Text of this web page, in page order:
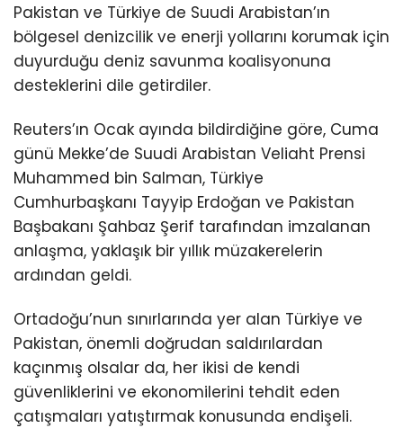
Pakistan ve Türkiye de Suudi Arabistan’ın
bölgesel denizcilik ve enerji yollarını korumak için
duyurduğu deniz savunma koalisyonuna
desteklerini dile getirdiler.
Reuters’ın Ocak ayında bildirdiğine göre, Cuma
günü Mekke’de Suudi Arabistan Veliaht Prensi
Muhammed bin Salman, Türkiye
Cumhurbaşkanı Tayyip Erdoğan ve Pakistan
Başbakanı Şahbaz Şerif tarafından imzalanan
anlaşma, yaklaşık bir yıllık müzakerelerin
ardından geldi.
Ortadoğu’nun sınırlarında yer alan Türkiye ve
Pakistan, önemli doğrudan saldırılardan
kaçınmış olsalar da, her ikisi de kendi
güvenliklerini ve ekonomilerini tehdit eden
çatışmaları yatıştırmak konusunda endişeli.